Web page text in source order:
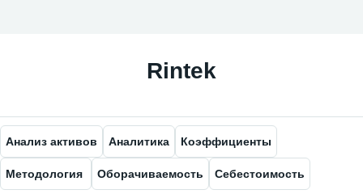
Анализ активов Аналитика Коэффициенты
Методология Оборачиваемость Себестоимость